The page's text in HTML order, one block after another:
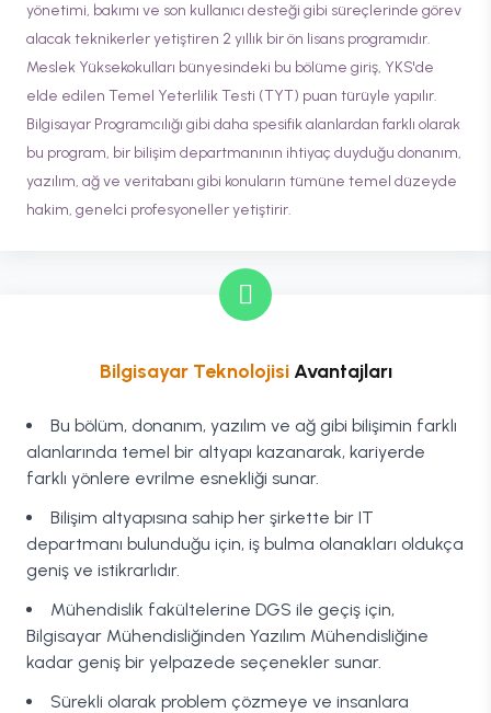
yönetimi, bakımı ve son kullanıcı desteği gibi süreçlerinde görev
alacak teknikerler yetiştiren 2 yıllık bir ön lisans programıdır.
Meslek Yüksekokulları bünyesindeki bu bölüme giriş, YKS'de
elde edilen Temel Yeterlilik Testi (TYT) puan türüyle yapılır.
Bilgisayar Programcılığı gibi daha spesifik alanlardan farklı olarak
bu program, bir bilişim departmanının ihtiyaç duyduğu donanım,
yazılım, ağ ve veritabanı gibi konuların tümüne temel düzeyde
hakim, genelci profesyoneller yetiştirir.
Bilgisayar TeknolojisiAvantajları
Bu bölüm, donanım, yazılım ve ağ gibi bilişimin farklı
alanlarında temel bir altyapı kazanarak, kariyerde
farklı yönlere evrilme esnekliği sunar.
Bilişim altyapısına sahip her şirkette bir IT
departmanı bulunduğu için, iş bulma olanakları oldukça
geniş ve istikrarlıdır.
Mühendislik fakültelerine DGS ile geçiş için,
Bilgisayar Mühendisliğinden Yazılım Mühendisliğine
kadar geniş bir yelpazede seçenekler sunar.
Sürekli olarak problem çözmeye ve insanlara